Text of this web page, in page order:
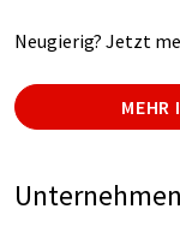
Neugierig? Jetzt
MEHR